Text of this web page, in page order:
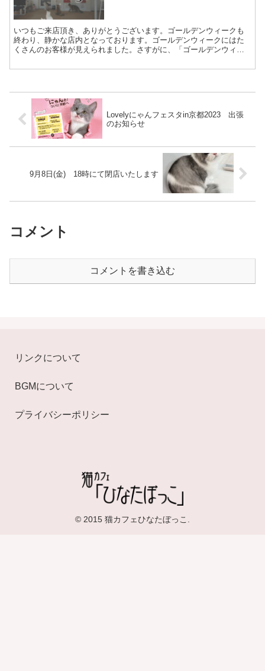
いつもご来店頂き、ありがとうございます。ゴールデンウィークも
終わり、静かな店内となっております。ゴールデンウィークにはた
くさんのお客様が見えられました。さすがに、「ゴールデンウィー
て...
Lovelyにゃんフェスタin京都2023 出張
のお知らせ
9月8日(金) 18時にて閉店いたします
コメント
コメントを書き込む
リンクについて
BGMについて
プライバシーポリシー
© 2015 猫カフェひなたぼっこ.